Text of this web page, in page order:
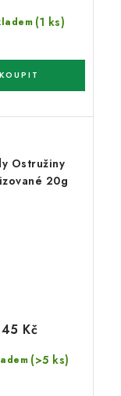
(1 ks)
Ostružiny
20g
(>5 ks)
45 Kč